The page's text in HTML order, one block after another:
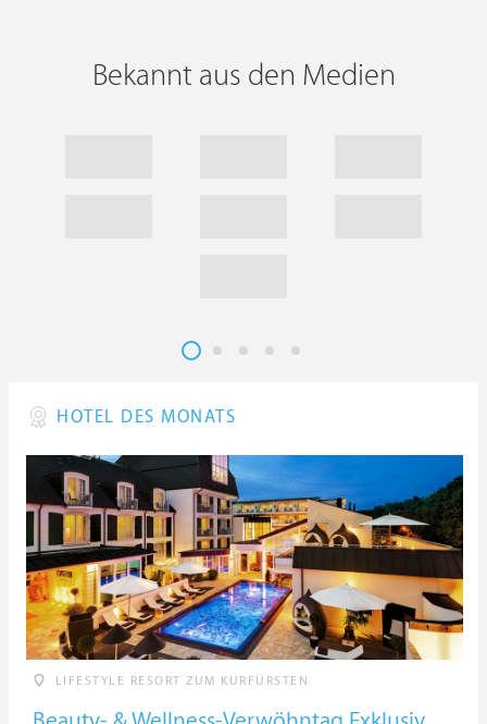
Bekannt aus den Medien
HOTEL DES MONATS
LIFESTYLE RESORT ZUM KURFÜRSTEN